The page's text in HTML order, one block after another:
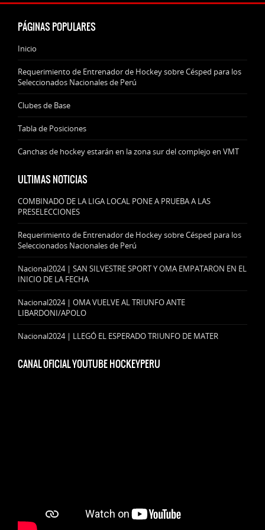
PÁGINAS POPULARES
Inicio
Requerimiento de Entrenador de Hockey sobre Césped para los
Seleccionados Nacionales de Perú
Clubes de Base
Tabla de Posiciones
Canchas de hockey estarán en la zona sur del complejo en VMT
ULTIMAS NOTICIAS
COMBINADO DE LA LIGA LOCAL PONE A PRUEBA A LAS
PRESELECCIONES
Requerimiento de Entrenador de Hockey sobre Césped para los
Seleccionados Nacionales de Perú
Nacional2024 | SAN SILVESTRE SPORT Y OMA EMPATARON EN EL
INICIO DE LA FECHA
Nacional2024 | OMA VUELVE AL TRIUNFO ANTE
LIBARDONI/APOLO
Nacional2024 | LLEGÓ EL ESPERADO TRIUNFO DE MATER
CANAL OFICIAL YOUTUBE HOCKEYPERU